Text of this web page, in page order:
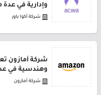
وإدارية في
شركة أكوا باور
شركة أمازون
وهندسية في
شركة أمازون